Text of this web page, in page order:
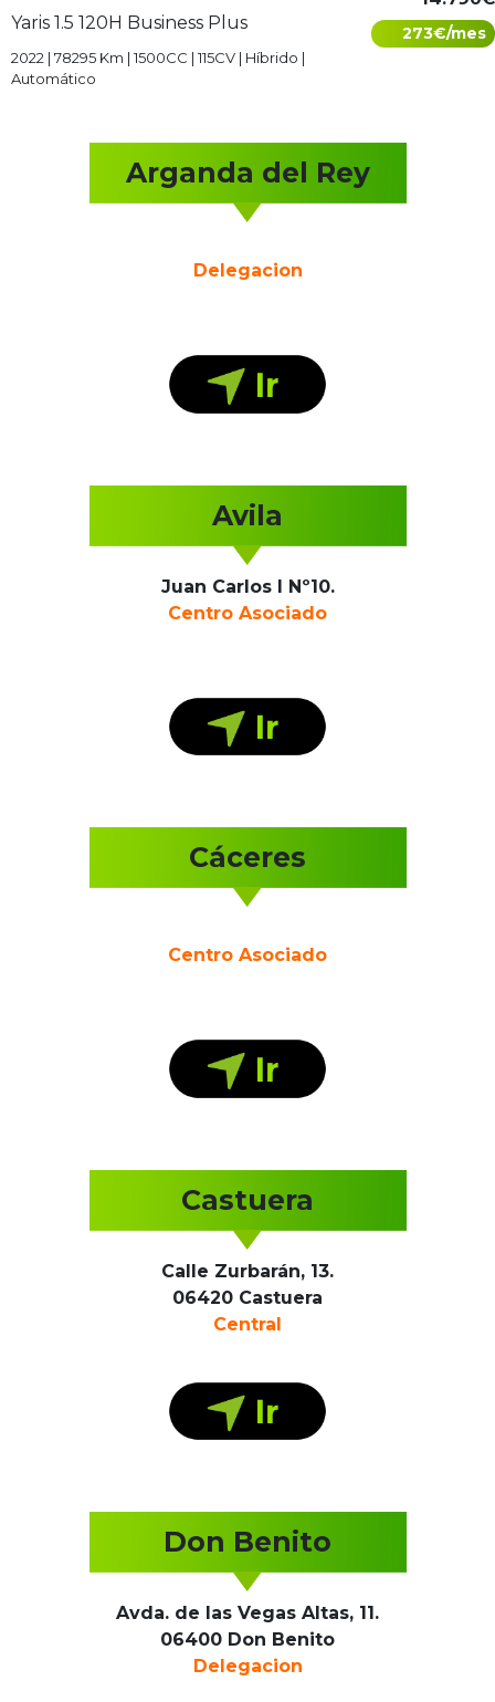
Yaris 1.5 120H Business Plus
2022 | 78295 Km | 1500CC | 115CV | Híbrido |
Automático
273€/mes
Arganda del Rey
Delegacion
Avila
Juan Carlos I Nº10.
Centro Asociado
Cáceres
Centro Asociado
Castuera
Calle Zurbarán, 13.
06420 Castuera
Central
Don Benito
Avda. de las Vegas Altas, 11.
06400 Don Benito
Delegacion